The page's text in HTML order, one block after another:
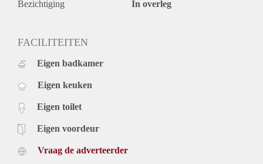
Bezichtiging In overleg
FACILITEITEN
Eigen badkamer
Eigen keuken
Eigen toilet
Eigen voordeur
Vraag de adverteerder